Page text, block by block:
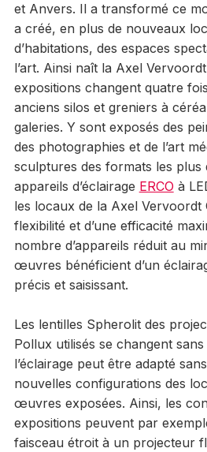
et Anvers. Il a transformé ce
a créé, en plus de nouveaux
d’habitations, des espaces
l’art. Ainsi naît la Axel
expositions changent quatre
anciens silos et greniers à
galeries. Y sont exposés des
des photographies et de l’art
sculptures des formats les plus
appareils d’éclairage ERCO à
les locaux de la Axel Vervoordt
flexibilité et d’une efficacité
nombre d’appareils réduit au
œuvres bénéficient d’un
précis et saisissant.
Les lentilles Spherolit des
Pollux utilisés se changent
l’éclairage peut être adapté
nouvelles configurations des
œuvres exposées. Ainsi, les
expositions peuvent par
faisceau étroit à un projecteur